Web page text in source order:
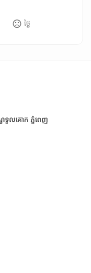
ថ្លៃ
ទួលគោក ភ្នំពេញ